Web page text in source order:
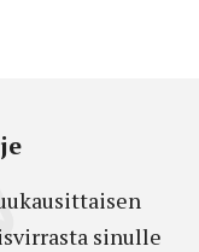
sinulle